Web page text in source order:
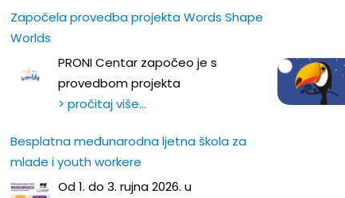
Započela provedba projekta Words Shape
Worlds
PRONI Centar započeo je s
provedbom projekta
> pročitaj više…
Besplatna međunarodna ljetna škola za
mlade i youth workere
Od 1. do 3. rujna 2026. u